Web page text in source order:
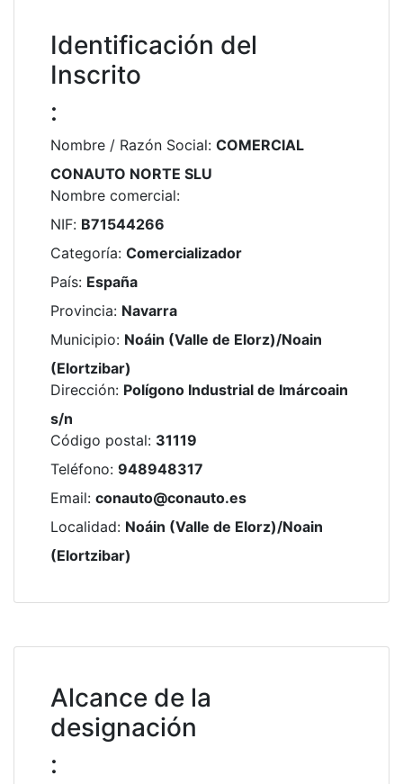
Identificación del
Inscrito
:
Nombre / Razón Social: COMERCIAL
CONAUTO NORTE SLU
Nombre comercial:
NIF: B71544266
Categoría: Comercializador
País: España
Provincia: Navarra
Municipio: Noáin (Valle de Elorz)/Noain
(Elortzibar)
Dirección: Polígono Industrial de Imárcoain
s/n
Código postal: 31119
Teléfono: 948948317
Email: conauto@conauto.es
Localidad: Noáin (Valle de Elorz)/Noain
(Elortzibar)
Alcance de la
designación
: